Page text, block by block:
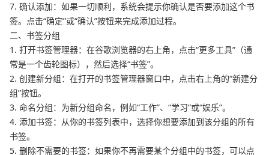
7. 确认添加：如果一切顺利，系统会提示你确认是否要添加这个书
签。点击“确定”或“确认”按钮来完成添加过程。
二、书签分组
1. 打开书签管理器：在谷歌浏览器的右上角，点击“更多工具”（通
常是一个齿轮图标），然后选择“书签”。
2. 创建新分组：在打开的书签管理器窗口中，点击右上角的“新建分
组”按钮。
3. 命名分组：为新分组命名，例如“工作”、“学习”或“娱乐”。
4. 添加书签：从你的书签列表中，选择你想要添加到该分组的所有
书签。
5. 删除不需要的书签：如果你不再需要某个分组中的书签，可以点